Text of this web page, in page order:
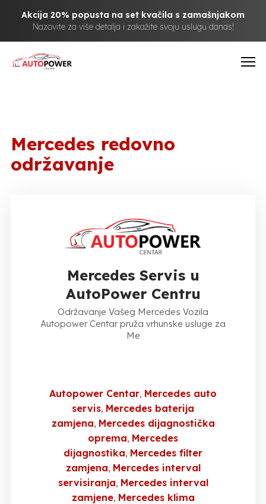
Akcija 20% popusta na set kvačila s zamašnjakom
Nazovite za više detalja i zakažite svoju uslugu danas!
Mercedes redovno
održavanje
Mercedes Servis u
AutoPower Centru
Održavanje Vašeg Mercedes Vozila
Autopower Centar pruža vrhunske usluge za
Me
Autopower Centar Mercedes auto
servis Mercedes baterija
zamjena Mercedes dijagnostička
oprema Mercedes
dijagnostika Mercedes filter
zamjena Mercedes interval
servisiranja Mercedes interval
zamjene Mercedes klima